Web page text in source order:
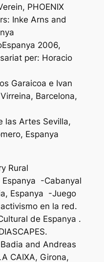
PHOENIX
Inke Arns and
2006,
per: Horacio
Garaicoa e Ivan
Barcelona,
las Artes Sevilla,
Espanya
Rural
-Cabanyal
Espanya -Juego
en la red.
de Espanya .
and Andreas
CAIXA, Girona,